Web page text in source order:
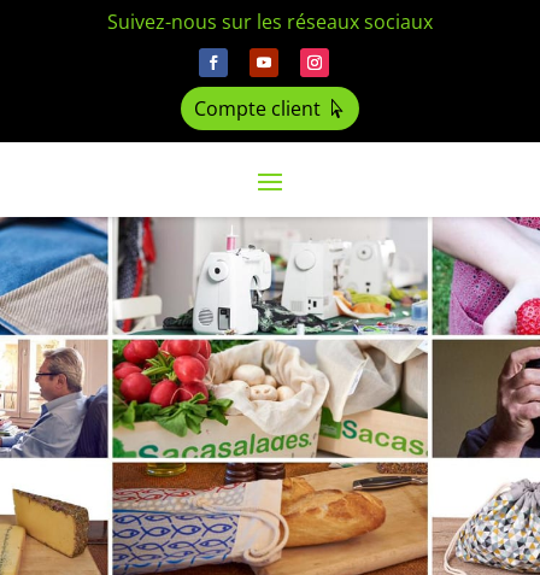
Suivez-nous sur les réseaux sociaux
Compte client